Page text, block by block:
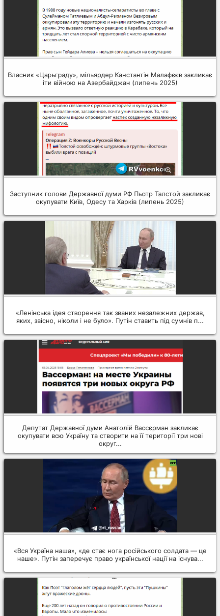
Власник «Царьграду», мільярдер Канстантін Малафєєв закликає
іти війною на Азербайджан (липень 2025)
Заступник голови Державної думи РФ Пьотр Талстой закликає
окупувати Київ, Одесу та Харків (липень 2025)
«Ленінська ідея створення так званих незалежних держав,
яких, звісно, ніколи і не було». Путін ставить під сумнів п...
Депутат Державної думи Анатолій Вассєрман закликає
окупувати всю Україну та створити на її території три нові
округ...
«Вся Україна наша», «де стає нога російського солдата — це
наше». Путін заперечує право української нації на існува...